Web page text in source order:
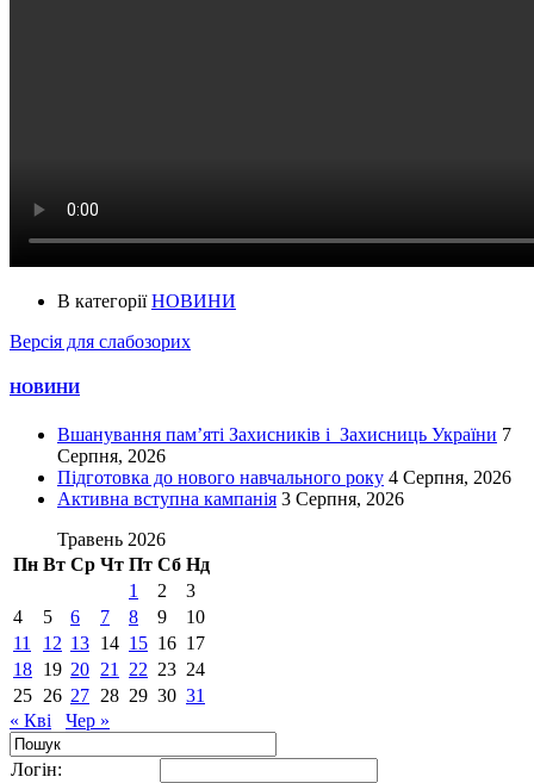
В категоріїНОВИНИ
Версія для слабозорих
НОВИНИ
Вшанування пам’яті Захисників і Захисниць України 7
Серпня, 2026
Підготовка до нового навчального року 4 Серпня, 2026
Активна вступна кампанія 3 Серпня, 2026
Травень 2026
Пн Вт Ср Чт Пт Сб Нд
1
2
3
4
5 6 7 8 9
10
11
12 13 14 15 16 17
18 19 20 21 22 23 24
25 26 27 28 29 30 31
« Кві
Чер »
Логiн: